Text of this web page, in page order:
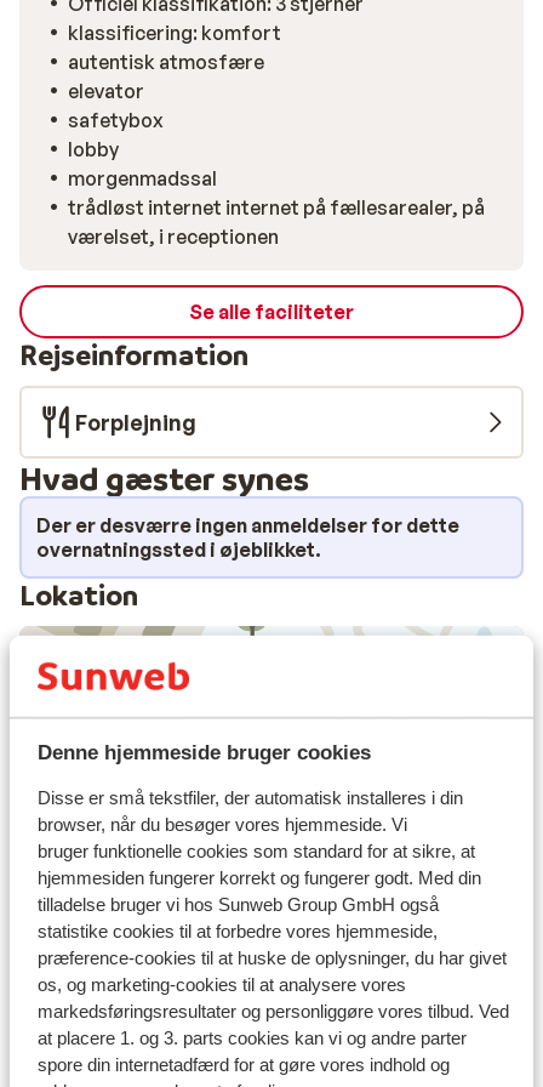
Denne hjemmeside bruger cookies
Disse er små tekstfiler, der automatisk installeres i din
browser, når du besøger vores hjemmeside. Vi
bruger funktionelle cookies som standard for at sikre, at
hjemmesiden fungerer korrekt og fungerer godt. Med din
tilladelse bruger vi hos Sunweb Group GmbH også
statistike cookies til at forbedre vores hjemmeside,
præference-cookies til at huske de oplysninger, du har givet
os, og marketing-cookies til at analysere vores
markedsføringsresultater og personliggøre vores tilbud. Ved
at placere 1. og 3. parts cookies kan vi og andre parter
spore din internetadfærd for at gøre vores indhold og
klassificering: komfort
autentisk atmosfære
elevator
safetybox
lobby
morgenmadssal
trådløst internet internet på fællesarealer, på
værelset, i receptionen
Se alle faciliteter
Rejseinformation
Forplejning
Hvad gæster synes
Der er desværre ingen anmeldelser for dette
overnatningssted i øjeblikket.
Lokation
I området
I udkanten af centrum
Afstand til centrum: ca. 150 meter
Afstand til lufthavn ca. 47 kilometer
Afstand til togstation ca. 27 kilometer
Afstand til skipiste ca. 500 meter
Afstand til busstoppested til skilift ca. 150 meter